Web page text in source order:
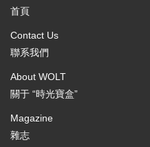
首頁
Contact Us
聯系我們
About WOLT
關于 “時光寶盒”
Magazine
雜志